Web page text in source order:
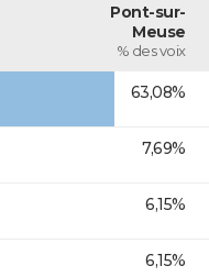
Pont-sur-
Meuse
% des voix
63,08%
7,69%
6,15%
6,15%